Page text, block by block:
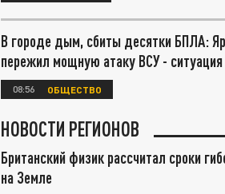
В городе дым, сбиты десятки БПЛА:
пережил мощную атаку ВСУ - ситуация
08:56 ОБЩЕСТВО
НОВОСТИ РЕГИОНОВ
Британский физик рассчитал сроки
на Земле